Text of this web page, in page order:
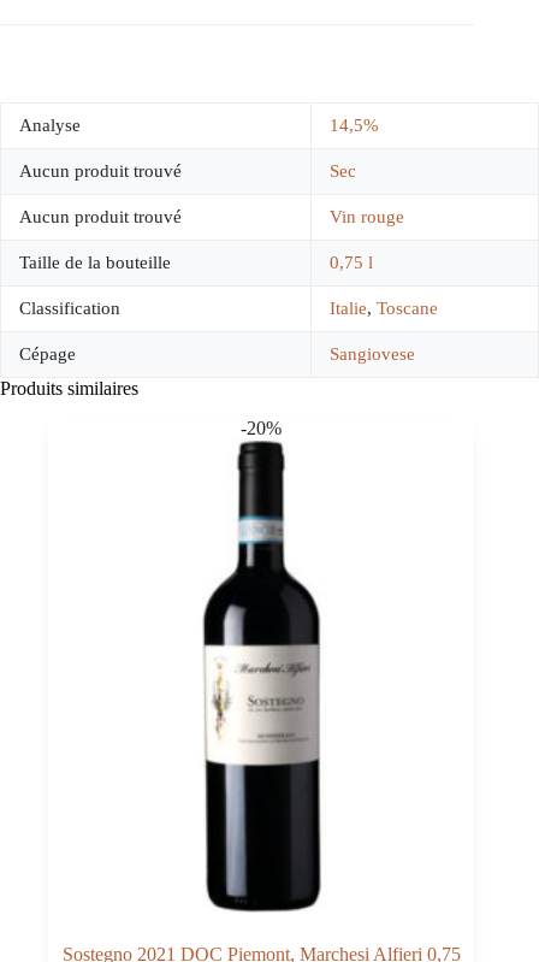
Analyse 14,5%
Aucun produit trouvé Sec
Aucun produit trouvé Vin rouge
Taille de la bouteille 0,75 l
Classification Italie, Toscane
Cépage Sangiovese
Produits similaires
-20%
Sostegno 2021 DOC Piemont, Marchesi Alfieri 0,75